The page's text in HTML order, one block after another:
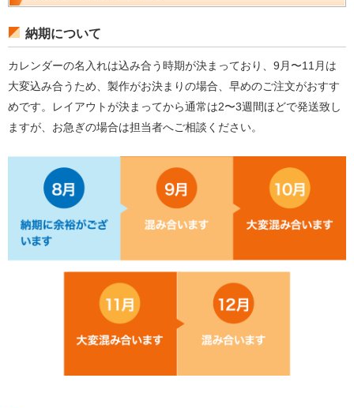
納期について
カレンダーの名入れは込み合う時期が決まっており、9月〜11月は
大変込み合うため、製作がお決まりの場合、早めのご注文がおすす
めです。レイアウトが決まってから通常は2〜3週間ほどで発送致し
ますが、お急ぎの場合は担当者へご相談ください。